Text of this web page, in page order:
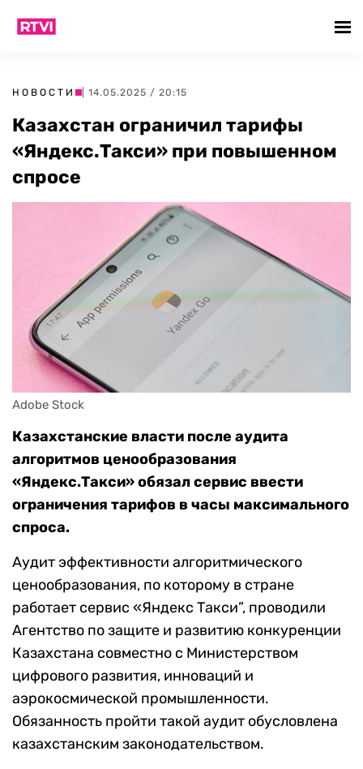
НОВОСТИ | 14.05.2025 / 20:15
Казахстан ограничил тарифы
«Яндекс.Такси» при повышенном
спросе
Adobe Stock
Казахстанские власти после аудита
алгоритмов ценообразования
«Яндекс.Такси» обязал сервис ввести
ограничения тарифов в часы максимального
спроса.
Аудит эффективности алгоритмического
ценообразования, по которому в стране
работает сервис «Яндекс Такси”, проводили
Агентство по защите и развитию конкуренции
Казахстана совместно с Министерством
цифрового развития, инноваций и
аэрокосмической промышленности.
Обязанность пройти такой аудит обусловлена
казахстанским законодательством.